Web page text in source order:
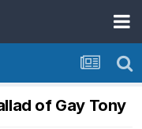
of Gay Tony